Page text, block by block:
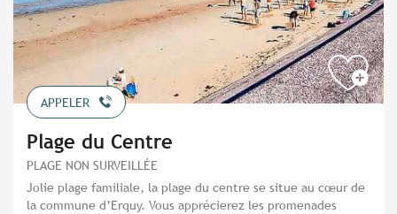
APPELER
Plage du Centre
PLAGE NON SURVEILLÉE
Jolie plage familiale, la plage du centre se situe au cœur de
la commune d’Erquy. Vous apprécierez les promenades